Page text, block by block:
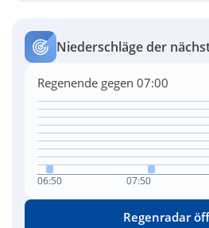
Niederschläge der
Regenende gegen 07:00
06:50 07:50
Regenradar